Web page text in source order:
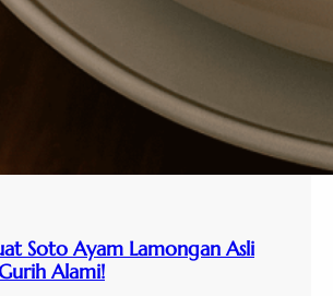
Soto Ayam Lamongan Asli
Alami!